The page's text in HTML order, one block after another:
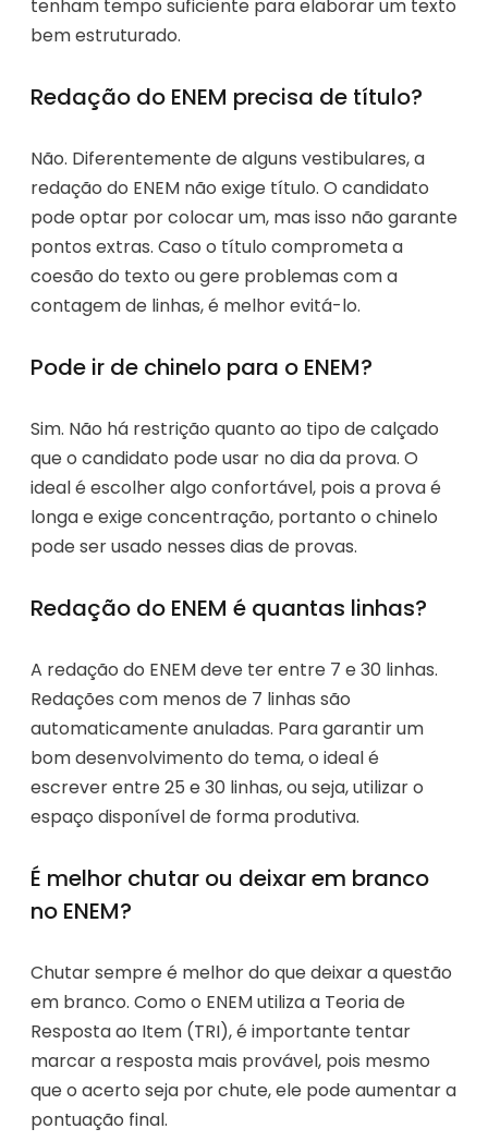
tenham tempo suficiente para elaborar um texto
bem estruturado.
Redação do ENEM precisa de título?
Não. Diferentemente de alguns vestibulares, a
redação do ENEM não exige título. O candidato
pode optar por colocar um, mas isso não garante
pontos extras. Caso o título comprometa a
coesão do texto ou gere problemas com a
contagem de linhas, é melhor evitá-lo.
Pode ir de chinelo para o ENEM?
Sim. Não há restrição quanto ao tipo de calçado
que o candidato pode usar no dia da prova. O
ideal é escolher algo confortável, pois a prova é
longa e exige concentração, portanto o chinelo
pode ser usado nesses dias de provas.
Redação do ENEM é quantas linhas?
A redação do ENEM deve ter entre 7 e 30 linhas.
Redações com menos de 7 linhas são
automaticamente anuladas. Para garantir um
bom desenvolvimento do tema, o ideal é
escrever entre 25 e 30 linhas, ou seja, utilizar o
espaço disponível de forma produtiva.
É melhor chutar ou deixar em branco
no ENEM?
Chutar sempre é melhor do que deixar a questão
em branco. Como o ENEM utiliza a Teoria de
Resposta ao Item (TRI), é importante tentar
marcar a resposta mais provável, pois mesmo
que o acerto seja por chute, ele pode aumentar a
pontuação final.